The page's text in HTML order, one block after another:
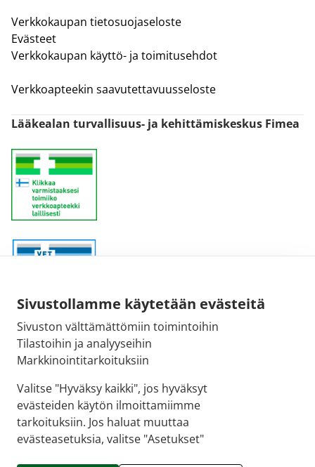
Sivustollamme käytetään evästeitä
Sivuston välttämättömiin toimintoihin
Tilastoihin ja analyyseihin
Markkinointitarkoituksiin
Valitse "Hyväksy kaikki", jos hyväksyt
evästeiden käytön ilmoittamiimme
tarkoituksiin. Jos haluat muuttaa
evästeasetuksia, valitse "Asetukset"
Verkkokaupan tietosuojaseloste
Evästeet
Verkkokaupan käyttö- ja toimitusehdot
Verkkoapteekin saavutettavuusseloste
Lääkealan turvallisuus- ja kehittämiskeskus Fimea
Sähköpostiosoite:
kirjaamo@fimea.fi
Fimean vaihde:
029 522 3341